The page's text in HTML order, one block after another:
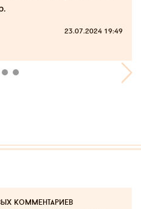
23.07.2024 19:49
комментариев